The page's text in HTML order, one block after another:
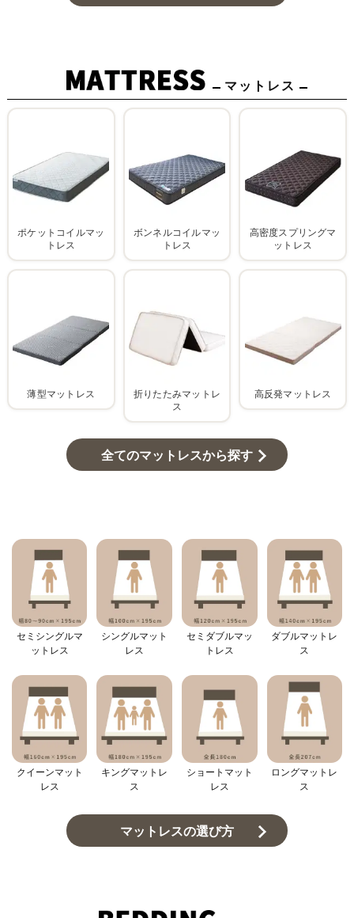
マットレス
ポケットコイルマッ
トレス
ボンネルコイルマッ
トレス
高密度スプリングマ
ットレス
薄型マットレス
折りたたみマットレ
ス
高反発マットレス
全てのマットレスから探す
セミシングルマ
ットレス
シングルマット
レス
セミダブルマッ
トレス
ダブルマットレ
ス
クイーンマット
レス
キングマットレ
ス
ショートマット
レス
ロングマットレ
ス
マットレスの選び方